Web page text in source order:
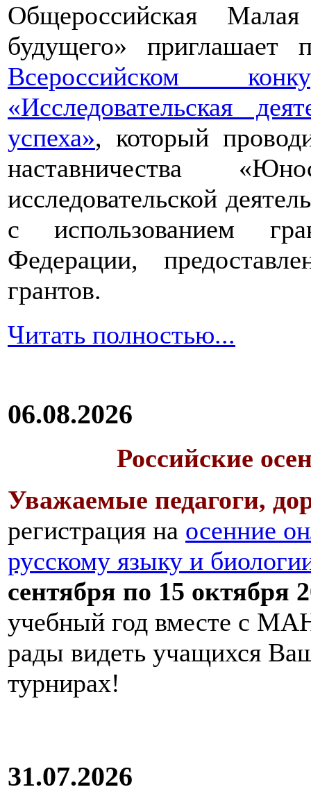
Общероссийская
будущего» приглашает
Всероссийском
«Исследовательская
успеха», который
наставничества
исследовательской
с использованием
Федерации,
грантов.
Читать полностью...
06.08.2026
Российские
Уважаемые педагоги,
регистрация на осенние
русскому языку и
сентября по 15 октября
учебный год вместе с
рады видеть учащихся
турнирах!
31.07.2026